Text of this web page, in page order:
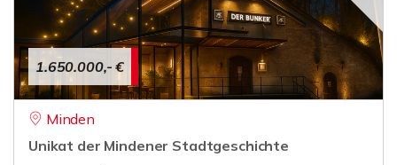
1.650.000,- €
Minden
Unikat der Mindener Stadtgeschichte